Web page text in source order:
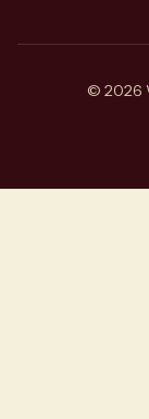
© 2026